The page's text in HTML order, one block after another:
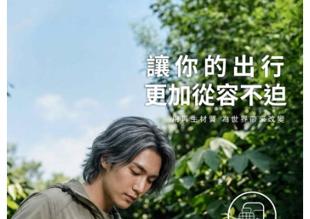
恩沛科技股份有限公司將有權停止該用戶之使用額度並採取法律行動。